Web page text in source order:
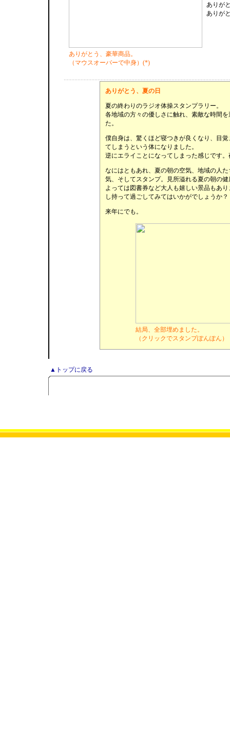
ありがとう、豪華商品。
（マウスオーバーで中身）(*)
ありが
ありが
ありがとう、夏の日
夏の終わりのラジオ体操スタンプラリー。
各地域の方々の優しさに触れ、素敵な時間
た。
僕自身は、驚くほど寝つきが良くなり、目
てしまうという体になりました。
逆にエライことになってしまった感じです
なにはともあれ、夏の朝の空気、地域の人
気、そしてスタンプ。見所溢れる夏の朝の
よっては図書券など大人も嬉しい景品もあ
し持って過ごしてみてはいかがでしょうか？
来年にでも。
結局、全部埋めました。
（クリックでスタンプぽんぽん）
▲トップに戻る